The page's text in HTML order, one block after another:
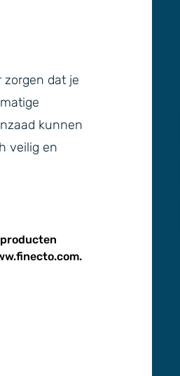
zorgen dat je
kunnen
veilig en